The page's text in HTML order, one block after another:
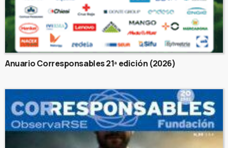
Anuario Corresponsables 21ª edición (2026)